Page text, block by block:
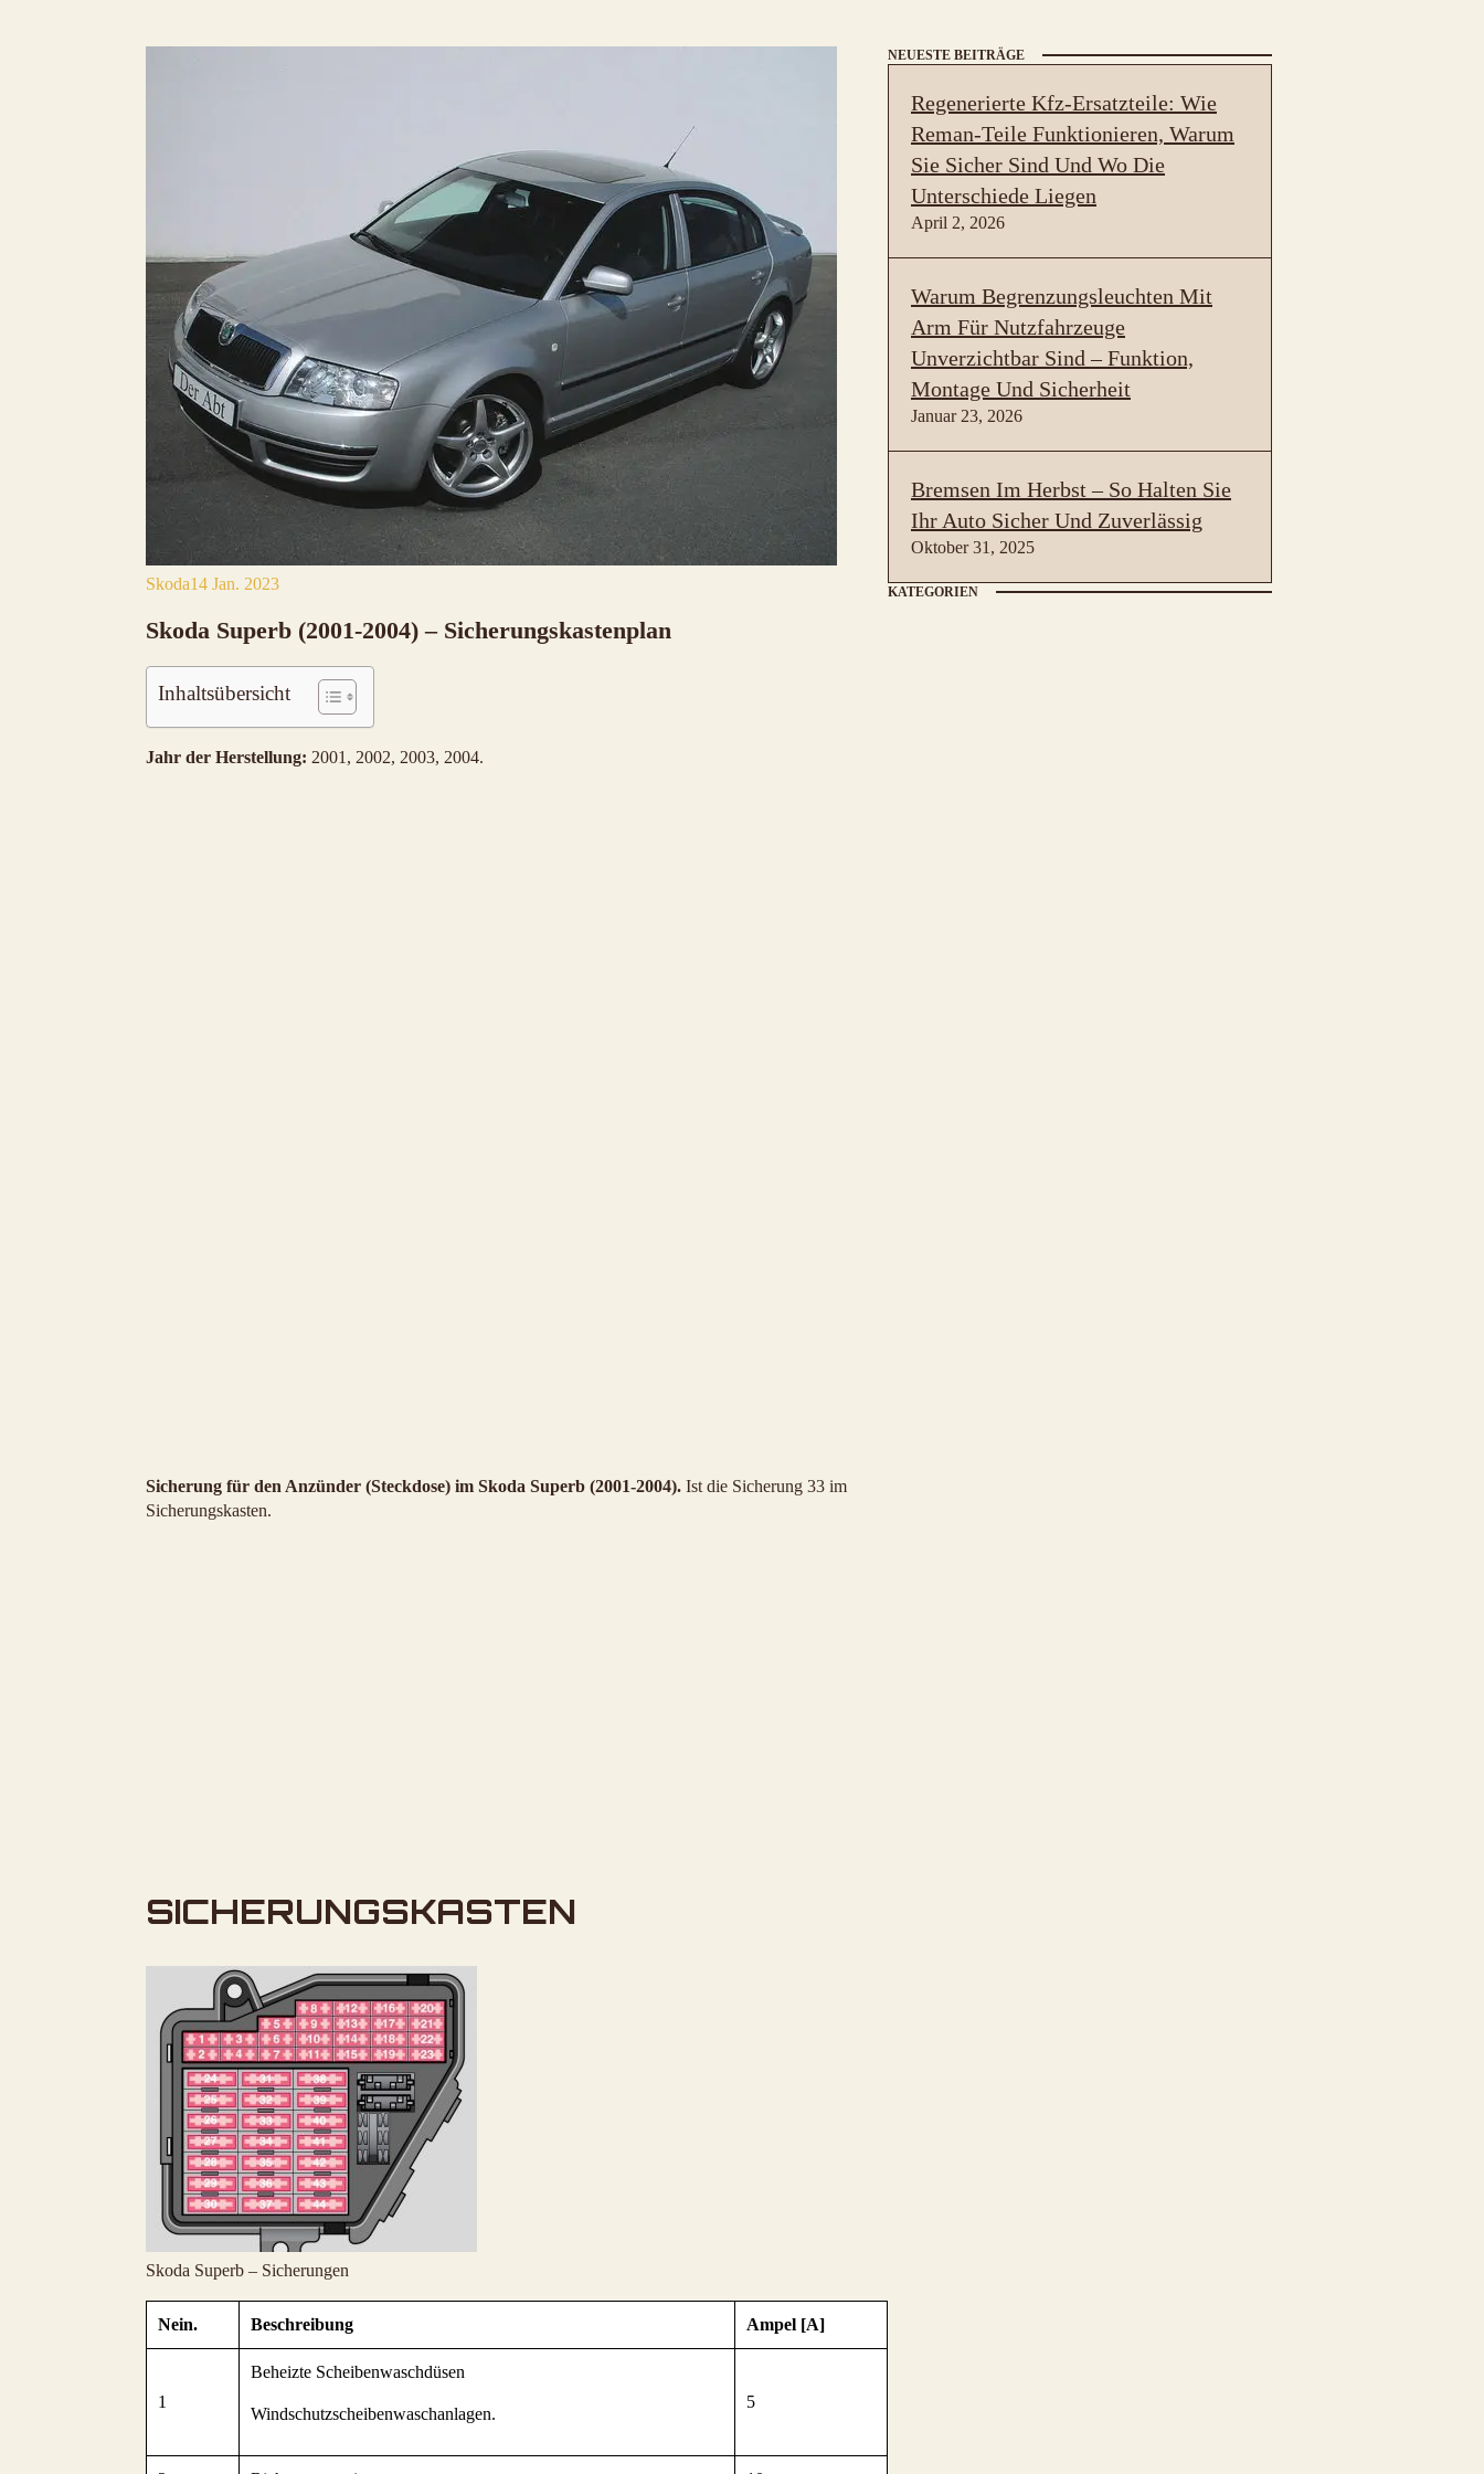
Skoda14 Jan. 2023
Skoda Superb (2001-2004) – Sicherungskastenplan
Inhaltsübersicht
Jahr der Herstellung: 2001, 2002, 2003, 2004.
Sicherung für den Anzünder (Steckdose) im Skoda Superb (2001-2004). Ist die Sicherung 33 im
Sicherungskasten.
SICHERUNGSKASTEN
Skoda Superb – Sicherungen
Nein. Beschreibung Ampel [A]
1
Beheizte Scheibenwaschdüsen
Windschutzscheibenwaschanlagen.
5
NEUESTE BEITRÄGE
Regenerierte Kfz-Ersatzteile: Wie
Reman-Teile Funktionieren, Warum
Sie Sicher Sind Und Wo Die
Unterschiede Liegen
April 2, 2026
Warum Begrenzungsleuchten Mit
Arm Für Nutzfahrzeuge
Unverzichtbar Sind – Funktion,
Montage Und Sicherheit
Januar 23, 2026
Bremsen Im Herbst – So Halten Sie
Ihr Auto Sicher Und Zuverlässig
Oktober 31, 2025
KATEGORIEN